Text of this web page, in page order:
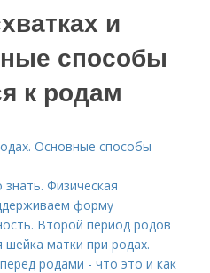
и
способы
к родам
Основные способы
Физическая
форму
Второй период родов
матки при родах.
родами - что это и как